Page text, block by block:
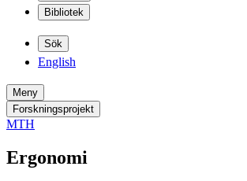
Bibliotek
Sök
English
Meny
Forskningsprojekt
MTH
Ergonomi